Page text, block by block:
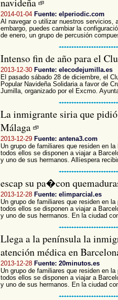
2014-01-04 Fuente: elperiodic.com
Al navegar o utilizar nuestros servicios,
embargo, puedes cambiar la
de enero, un grupo de percusión
Intenso fin de año para el
2013-12-30 Fuente: elecodejumilla.es
El pasado sábado 28 de diciembre, el
Popular Navideña Solidaria a favor de
Jumilla, organizado por el Excmo.
La inmigrante siria que
Málaga
2013-12-29 Fuente: antena3.com
Un grupo de familiares que residen en
todos ellos se disponen a viajar a
y uno de sus hermanos. Allíespera
escap󠤥 su pa�con
2013-12-28 Fuente: elimparcial.es
Un grupo de familiares que residen en
todos ellos se disponen a viajar a
y uno de sus hermanos. En la ciudad
Llega a la península la
atención médica en
2013-12-28 Fuente: 20minutos.es
Un grupo de familiares que residen en
todos ellos se disponen a viajar a
y uno de sus hermanos. En la ciudad